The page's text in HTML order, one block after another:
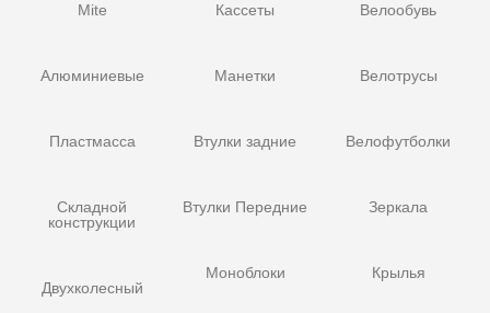
Mite
Алюминиевые
Пластмасса
Складной
конструкции
Двухколесный
Кассеты
Манетки
Втулки задние
Втулки Передние
Моноблоки
Велообувь
Велотрусы
Велофутболки
Зеркала
Крылья